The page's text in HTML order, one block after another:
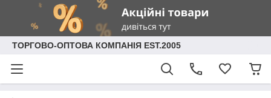
ТОРГОВО-ОПТОВА КОМПАНІЯ EST.2005